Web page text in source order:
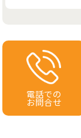
電話での
お問合せ